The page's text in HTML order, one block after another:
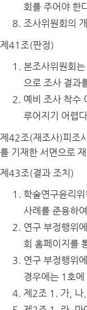
회를 주어야 한
조사위원회의
제41조(판정)
본조사위원회
으로 조사 결과
예비 조사 착수
루어지기 어렵
제42조(재조사)피조
를 기재한 서면으로
제43조(결과 조치)
학술연구윤리
사례를 준용하
연구 부정행위
회 홈페이지를
연구 부정행위
경우에는 1호
제2조 1. 가, 나,